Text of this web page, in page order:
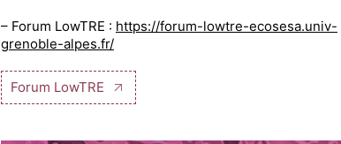
– Forum LowTRE : https://forum-lowtre-ecosesa.univ-
grenoble-alpes.fr/
Forum LowTRE